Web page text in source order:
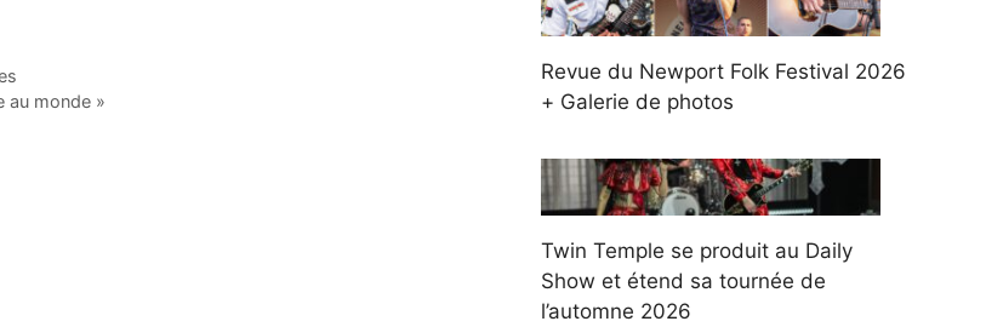
au monde »
Revue du Newport Folk Festival 2026
+ Galerie de photos
Twin Temple se produit au Daily
Show et étend sa tournée de
l’automne 2026